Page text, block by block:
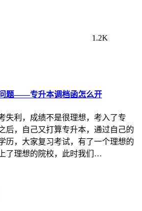
1.2K
题——专升本调档函怎么开
失利，成绩不是很理想，考入了专
后，自己又打算专升本，通过自己的
历，大家复习考试，有了一个理想的
了理想的院校，此时我们…